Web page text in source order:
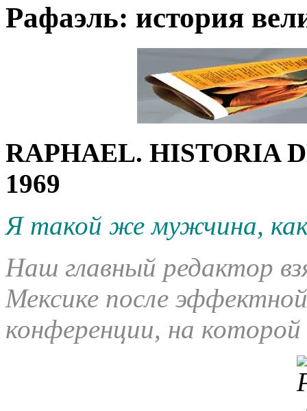
Рафаэль: история
RAPHAEL. HISTORIA
1969
Я такой же мужчина,
Наш главный редактор
Мексике после
конференции, на